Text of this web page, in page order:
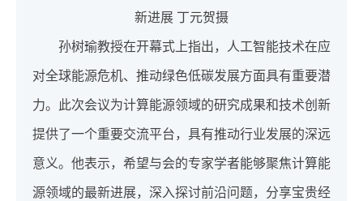
新进展 丁元贺摄
孙树瑜教授在开幕式上指出，人工智能技术在应
对全球能源危机、推动绿色低碳发展方面具有重要潜
力。此次会议为计算能源领域的研究成果和技术创新
提供了一个重要交流平台，具有推动行业发展的深远
意义。他表示，希望与会的专家学者能够聚焦计算能
源领域的最新进展，深入探讨前沿问题，分享宝贵经